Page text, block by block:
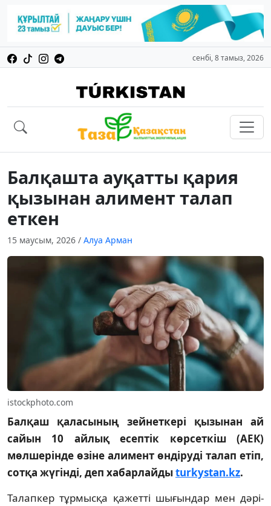
сенбі, 8 тамыз, 2026
Балқашта ауқатты қария
қызынан алимент талап
еткен
15 маусым, 2026 / Алуа Арман
istockphoto.com
Балқаш қаласының зейнеткері қызынан ай
сайын 10 айлық есептік көрсеткіш (АЕК)
мөлшерінде өзіне алимент өндіруді талап етіп,
сотқа жүгінді, деп хабарлайдыturkystan.kz.
Талапкер тұрмысқа қажетті шығындар мен дәрі-